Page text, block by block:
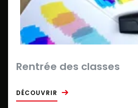
Rentrée des classes
DÉCOUVRIR